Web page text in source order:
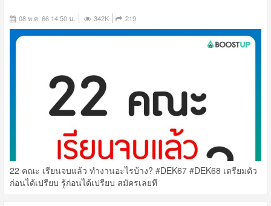
08 พ.ค. 66 14:50 น. 342K 219
22 คณะ เรียนจบแล้ว ทำงานอะไรบ้าง? #DEK67 #DEK68 เตรียมตัว
ก่อนได้เปรียบ รู้ก่อนได้เปรียบ สมัครเลยที